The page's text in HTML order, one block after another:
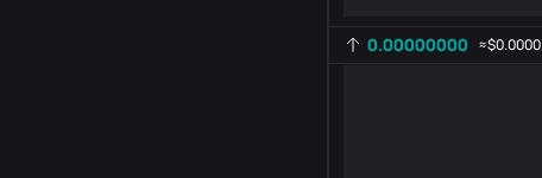
0.00000000 ≈$0.0000